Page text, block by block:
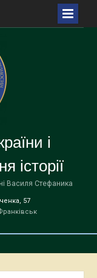
і
історії
Василя Стефаника
57